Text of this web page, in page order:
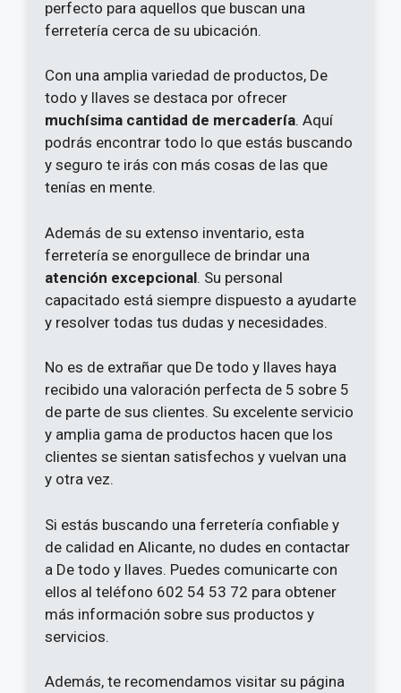
perfecto para aquellos que buscan una
ferretería cerca de su ubicación.
Con una amplia variedad de productos, De
todo y llaves se destaca por ofrecer
muchísima cantidad de mercadería. Aquí
podrás encontrar todo lo que estás buscando
y seguro te irás con más cosas de las que
tenías en mente.
Además de su extenso inventario, esta
ferretería se enorgullece de brindar una
atención excepcional. Su personal
capacitado está siempre dispuesto a ayudarte
y resolver todas tus dudas y necesidades.
No es de extrañar que De todo y llaves haya
recibido una valoración perfecta de 5 sobre 5
de parte de sus clientes. Su excelente servicio
y amplia gama de productos hacen que los
clientes se sientan satisfechos y vuelvan una
y otra vez.
Si estás buscando una ferretería confiable y
de calidad en Alicante, no dudes en contactar
a De todo y llaves. Puedes comunicarte con
ellos al teléfono 602 54 53 72 para obtener
más información sobre sus productos y
servicios.
Además, te recomendamos visitar su página